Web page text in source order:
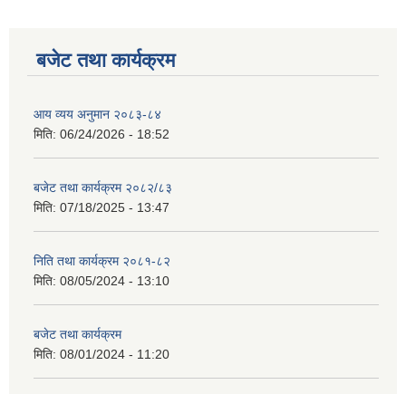
बजेट तथा कार्यक्रम
आय व्यय अनुमान २०८३-८४
मिति: 06/24/2026 - 18:52
बजेट तथा कार्यक्रम २०८२/८३
मिति: 07/18/2025 - 13:47
निति तथा कार्यक्रम २०८१-८२
मिति: 08/05/2024 - 13:10
बजेट तथा कार्यक्रम
मिति: 08/01/2024 - 11:20